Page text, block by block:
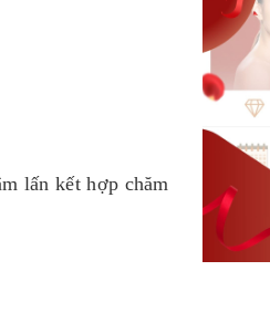
lấn kết hợp chăm